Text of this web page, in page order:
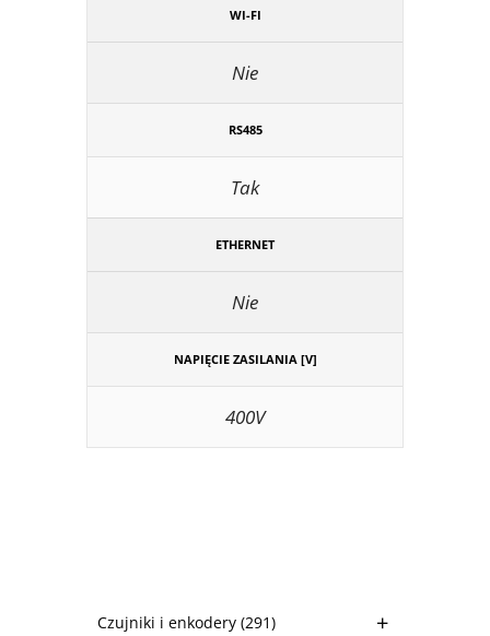
Czujniki i enkodery (291)
WI-FI
Nie
RS485
Tak
ETHERNET
Nie
NAPIĘCIE ZASILANIA [V]
400V